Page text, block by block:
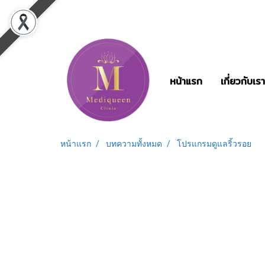
หน้าแรก เกี่ยวกับเรา
หน้าแรก บทความทั้งหมด โปรแกรมดูแลริ้วรอย